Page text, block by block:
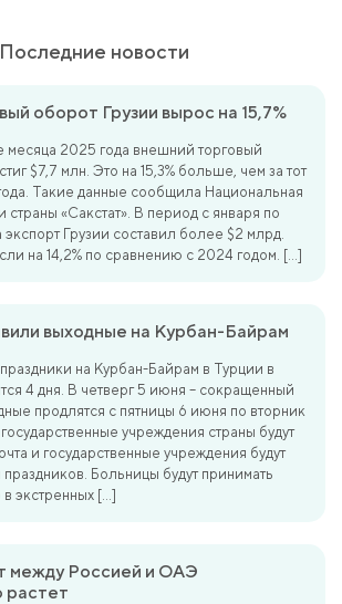
Последние новости
оборот Грузии вырос на 15,7%
месяца 2025 года внешний торговый
$7,7 млн. Это на 15,3% больше, чем за тот
Такие данные сообщила Национальная
страны «Сакстат». В период с января по
Грузии составил более $2 млрд.
на 14,2% по сравнению с 2024 годом. […]
выходные на Курбан-Байрам
на Курбан-Байрам в Турции в
4 дня. В четверг 5 июня – сокращенный
продлятся с пятницы 6 июня по вторник
учреждения страны будут
и государственные учреждения будут
Больницы будут принимать
в экстренных […]
между Россией и ОАЭ
растет